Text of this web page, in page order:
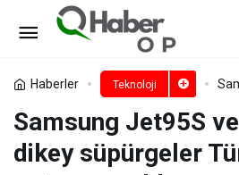
Haberler Teknoloji
Samsung Jet95S
dikey süpürgeler
Kalem ve Klavye
Çıkıyor: Casper PAD
Tek Cihazda
Yorum Yap